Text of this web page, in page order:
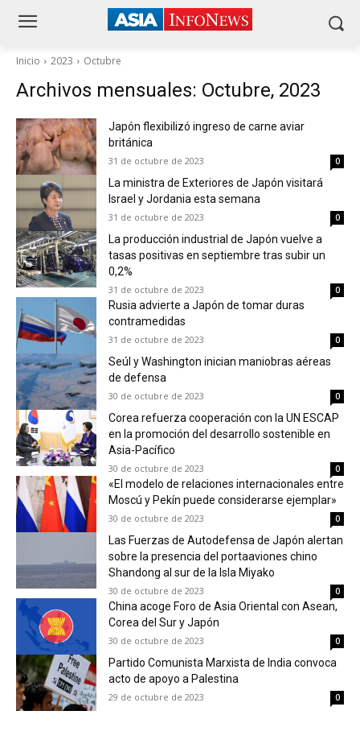
Inicio 2023 Octubre
Archivos mensuales: Octubre, 2023
Japón flexibilizó ingreso de carne aviar
británica
31 de octubre de 2023 0
La ministra de Exteriores de Japón visitará
Israel y Jordania esta semana
31 de octubre de 2023 0
La producción industrial de Japón vuelve a
tasas positivas en septiembre tras subir un
0,2%
31 de octubre de 2023 0
Rusia advierte a Japón de tomar duras
contramedidas
31 de octubre de 2023 0
Seúl y Washington inician maniobras aéreas
de defensa
30 de octubre de 2023 0
Corea refuerza cooperación con la UN ESCAP
en la promoción del desarrollo sostenible en
Asia-Pacífico
30 de octubre de 2023 0
«El modelo de relaciones internacionales entre
Moscú y Pekín puede considerarse ejemplar»
30 de octubre de 2023 0
Las Fuerzas de Autodefensa de Japón alertan
sobre la presencia del portaaviones chino
Shandong al sur de la Isla Miyako
30 de octubre de 2023 0
China acoge Foro de Asia Oriental con Asean,
Corea del Sur y Japón
30 de octubre de 2023 0
Partido Comunista Marxista de India convoca
acto de apoyo a Palestina
29 de octubre de 2023 0